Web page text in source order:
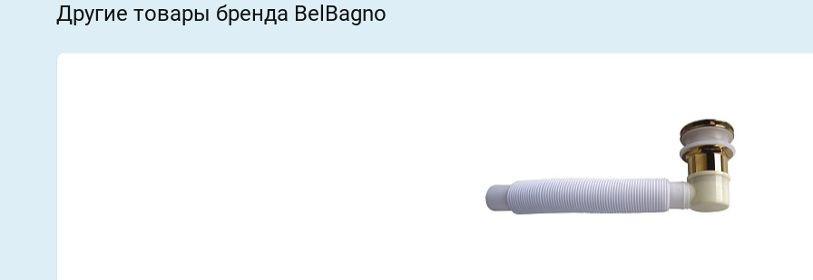
Другие товары бренда BelBagno